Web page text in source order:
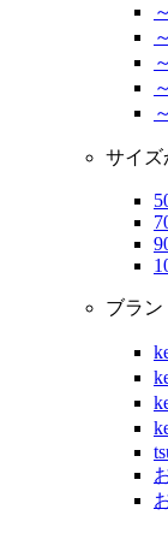
サイズ
ブラン